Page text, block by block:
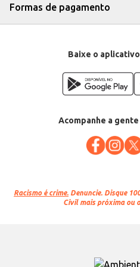
Formas de pagamento
Baixe o
Acompanhe a
Racismo é crime. Denuncie. Disque
Civil mais próxima ou